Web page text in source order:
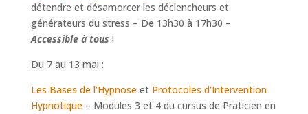
détendre et désamorcer les déclencheurs et
générateurs du stress – De 13h30 à 17h30 –
Accessible à tous !
Du 7 au 13 mai :
Les Bases de l’Hypnoseet Protocoles d’Intervention
Hypnotique– Modules 3 et 4 du cursus de Praticien en